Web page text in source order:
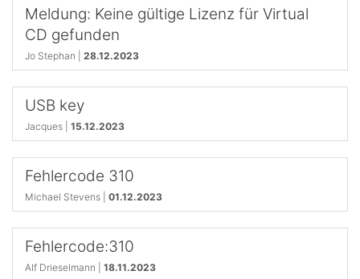
Meldung: Keine gültige Lizenz für Virtual
CD gefunden
Jo Stephan | 28.12.2023
USB key
Jacques | 15.12.2023
Fehlercode 310
Michael Stevens | 01.12.2023
Fehlercode:310
Alf Drieselmann | 18.11.2023